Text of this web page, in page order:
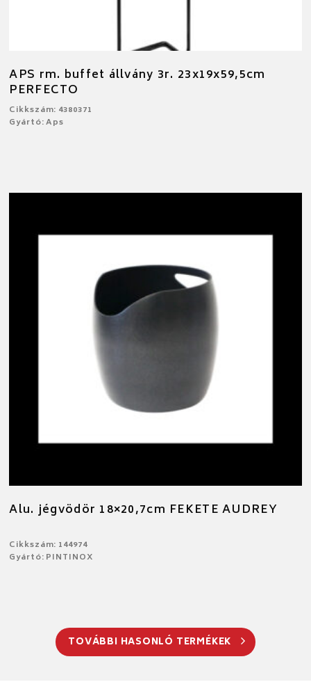
APS rm. buffet állvány 3r. 23x19x59,5cm
PERFECTO
Cikkszám: 4380371
Gyártó: Aps
Alu. jégvödör 18×20,7cm FEKETE AUDREY
Cikkszám: 144974
Gyártó: PINTINOX
TOVÁBBI HASONLÓ TERMÉKEK